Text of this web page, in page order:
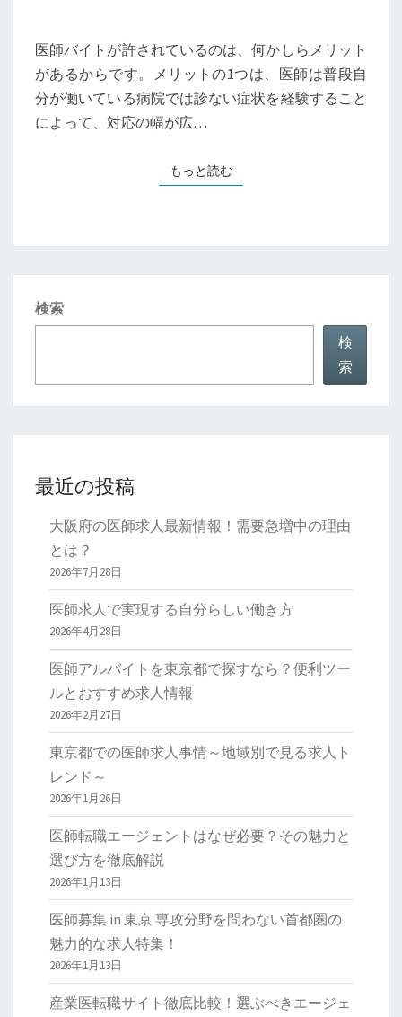
の
メ
リ
医師バイトが許されているのは、何かしらメリット
があるからです。メリットの1つは、医師は普段自
分が働いている病院では診ない症状を経験すること
によって、対応の幅が広…
もっと読むもっと読む
検索
検
索
最近の投稿
大阪府の医師求人最新情報！需要急増中の理由
とは？
2026年7月28日
医師求人で実現する自分らしい働き方
2026年4月28日
医師アルバイトを東京都で探すなら？便利ツー
ルとおすすめ求人情報
2026年2月27日
東京都での医師求人事情～地域別で見る求人ト
レンド～
2026年1月26日
医師転職エージェントはなぜ必要？その魅力と
選び方を徹底解説
2026年1月13日
医師募集 in 東京 専攻分野を問わない首都圏の
魅力的な求人特集！
2026年1月13日
産業医転職サイト徹底比較！選ぶべきエージェ